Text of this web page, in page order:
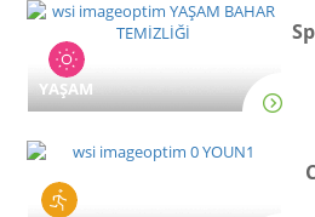
YAŞAM